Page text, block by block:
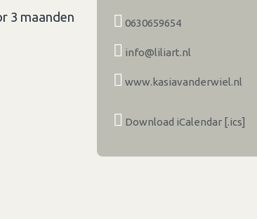
3 maanden
0630659654
info@liliart.nl
www.kasiavanderwiel.nl
Download iCalendar [.ics]